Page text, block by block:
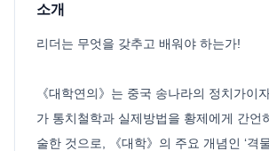
소개
리더는 무엇을 갖추고 배워야 하는가!
《대학연의》는 중국 송나라의 정치가이
가 통치철학과 실제방법을 황제에게 간언
술한 것으로, 《대학》의 주요 개념인 ‘격